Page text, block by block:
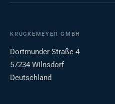
KRÜCKEMEYER GMBH
Dortmunder Straße 4
57234 Wilnsdorf
Deutschland